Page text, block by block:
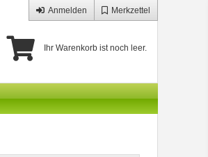
Anmelden Merkzettel
Ihr Warenkorb ist noch leer.